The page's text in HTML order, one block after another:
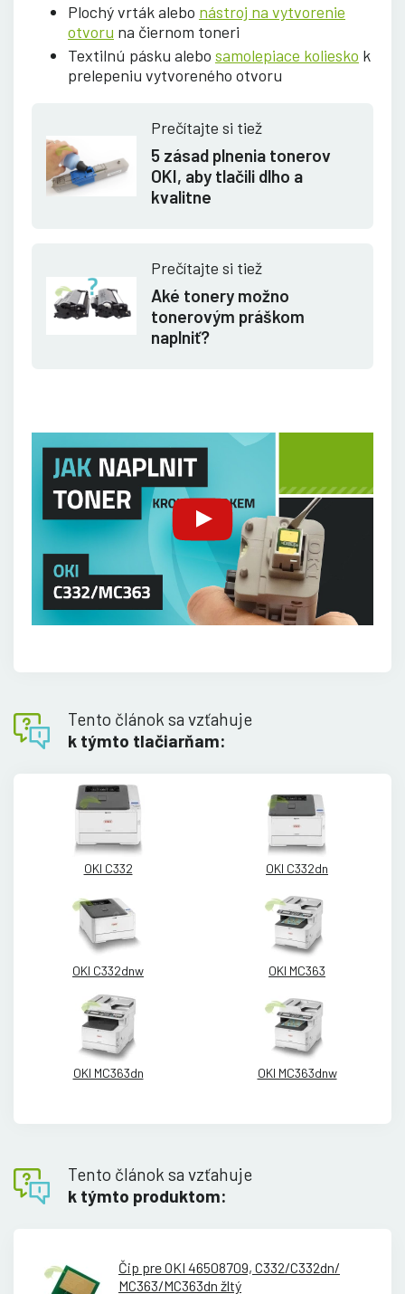
Plochý vrták alebo nástroj na vytvorenie
otvoru na čiernom toneri
Textilnú pásku alebo samolepiace koliesko k
prelepeniu vytvoreného otvoru
Prečítajte si tiež
5 zásad plnenia tonerov
OKI, aby tlačili dlho a
kvalitne
Prečítajte si tiež
Aké tonery možno
tonerovým práškom
naplniť?
Tento článok sa vzťahuje
k týmto tlačiarňam:
OKI C332 OKI C332dn
OKI C332dnw OKI MC363
OKI MC363dn OKI MC363dnw
Tento článok sa vzťahuje
k týmto produktom:
Čip pre OKI 46508709, C332/C332dn/
MC363/MC363dn žltý